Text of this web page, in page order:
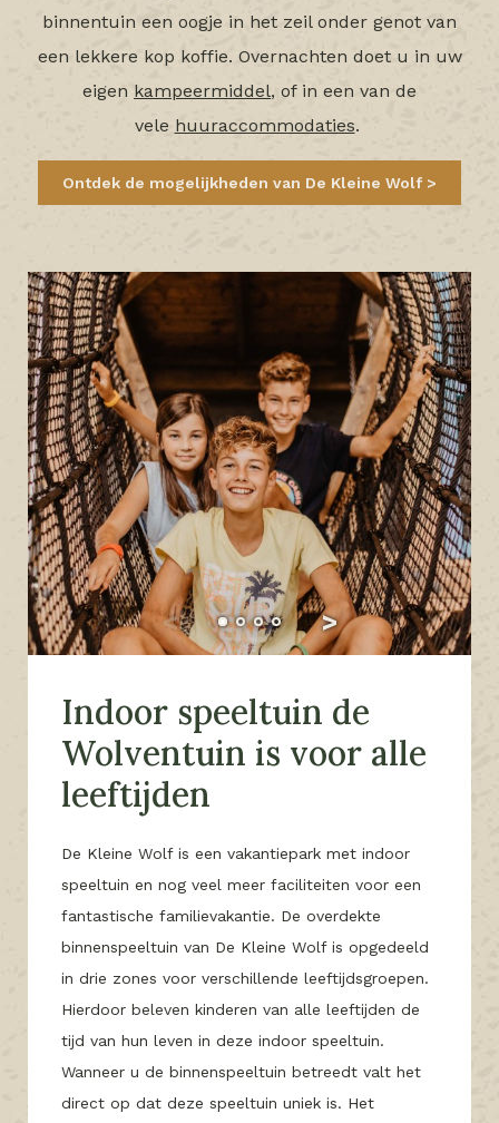
binnentuin een oogje in het zeil onder genot van
een lekkere kop koffie. Overnachten doet u in uw
eigen kampeermiddel, of in een van de
vele huuraccommodaties.
Ontdek de mogelijkheden van De Kleine Wolf
Indoor speeltuin de
Wolventuin is voor alle
leeftijden
De Kleine Wolf is een vakantiepark met indoor
speeltuin en nog veel meer faciliteiten voor een
fantastische familievakantie. De overdekte
binnenspeeltuin van De Kleine Wolf is opgedeeld
in drie zones voor verschillende leeftijdsgroepen.
Hierdoor beleven kinderen van alle leeftijden de
tijd van hun leven in deze indoor speeltuin.
Wanneer u de binnenspeeltuin betreedt valt het
direct op dat deze speeltuin uniek is. Het